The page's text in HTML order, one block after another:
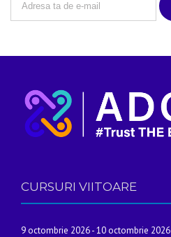
CURSURI VIITOARE
9 octombrie 2026-10 octombrie 2026